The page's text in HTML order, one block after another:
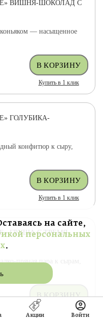
ВИШНЯ-ШОКОЛАД С
— насыщенное
Купить в 1 клик
ГОЛУБИКА-
конфитюр к сыру,
Купить в 1 клик
ГРУША С ТРЕМЯ
пряная пара к сырам,
Купить в 1 клик
на сайте,
персональных
.
Акции Войти